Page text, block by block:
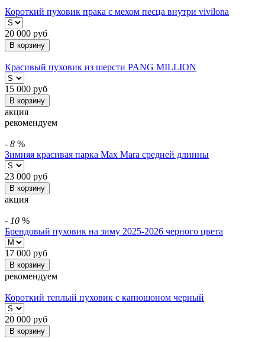
Короткий пуховик прака с мехом песца внутри vivilona
20 000 руб
В корзину
Красивый пуховик из шерсти PANG MILLION
15 000 руб
В корзину
акция
рекомендуем
- 8 %
Зимняя красивая парка Max Mara средней длинны
23 000 руб
В корзину
акция
- 10 %
Брендовый пуховик на зиму 2025-2026 черного цвета
17 000 руб
В корзину
рекомендуем
Короткий теплый пуховик с капюшоном черный
20 000 руб
В корзину